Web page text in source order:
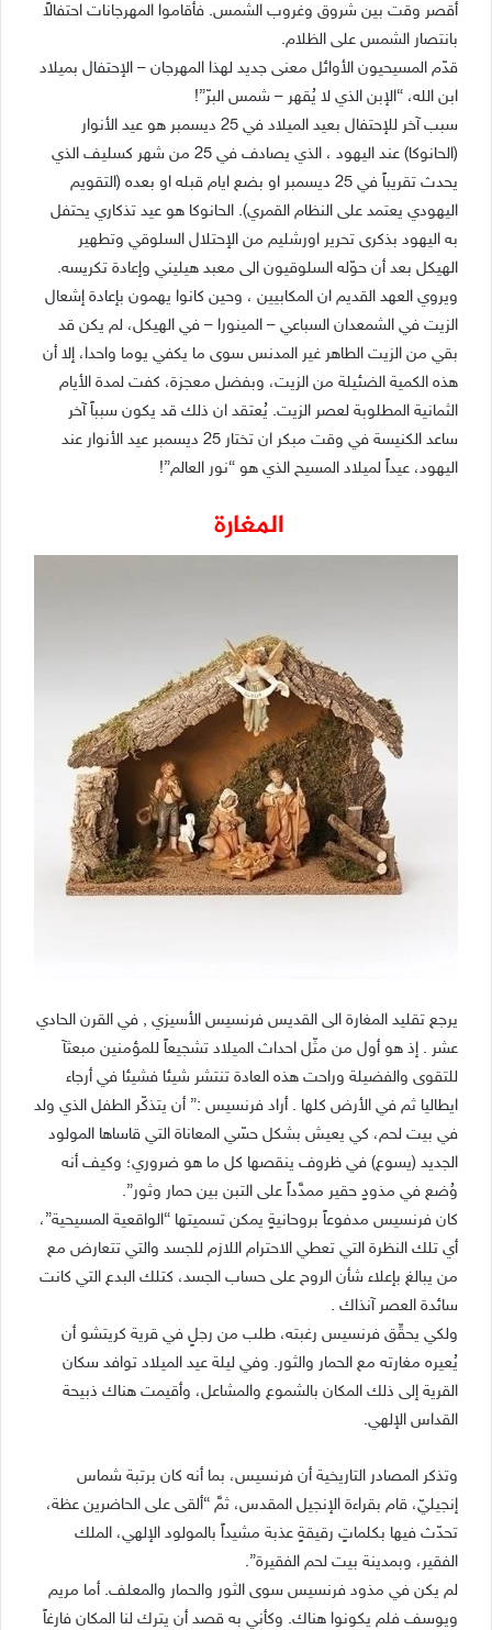
أقصر وقت بين شروق وغروب الشمس. فأقاموا المهرجانات احتفالاً
بانتصار الشمس على الظلام.
قدّم المسيحيون الأوائل معنى جديد لهذا المهرجان – الإحتفال بميلاد
ابن الله، “الإبن الذي لا يُقهر – شمس البرّ”!
سبب آخر للإحتفال بعيد الميلاد في 25 ديسمبر هو عيد الأنوار
(الحانوكا) عند اليهود ، الذي يصادف في 25 من شهر كسليف الذي
يحدث تقريباً في 25 ديسمبر او بضع ايام قبله او بعده (التقويم
اليهودي يعتمد على النظام القمري). الحانوكا هو عيد تذكاري يحتفل
به اليهود بذكرى تحرير اورشليم من الإحتلال السلوقي وتطهير
الهيكل بعد أن حوّله السلوقيون الى معبد هيليني وإعادة تكريسه.
ويروي العهد القديم ان المكابيين ، وحين كانوا يهمون بإعادة إشعال
الزيت في الشمعدان السباعي – المينورا – في الهيكل، لم يكن قد
بقي من الزيت الطاهر غير المدنس سوى ما يكفي يوما واحدا، إلا أن
هذه الكمية الضئيلة من الزيت، وبفضل معجزة، كفت لمدة الأيام
الثمانية المطلوبة لعصر الزيت. يُعتقد ان ذلك قد يكون سبباً آخر
ساعد الكنيسة في وقت مبكر ان تختار 25 ديسمبر عيد الأنوار عند
اليهود، عيداً لميلاد المسيح الذي هو “نور العالم”!
المغارة
يرجع تقليد المغارة الى القديس فرنسيس الأسيزي , في القرن الحادي
عشر . إذ هو أول من مثّل احداث الميلاد تشجيعاً للمؤمنين مبعثآ
للتقوى والفضيلة وراحت هذه العادة تنتشر شيئا فشيئا في أرجاء
ايطاليا ثم في الأرض كلها . أراد فرنسيس :” أن يتذكّر الطفل الذي ولد
في بيت لحم، كي يعيش بشكل حسّي المعاناة التي قاساها المولود
الجديد (يسوع) في ظروف ينقصها كل ما هو ضروري؛ وكيف أنه
وُضع في مذودٍ حقير ممدَّداً على التبن بين حمار وثور”.
كان فرنسيس مدفوعاً بروحانيةٍ يمكن تسميتها “الواقعية المسيحية”،
أي تلك النظرة التي تعطي الاحترام اللازم للجسد والتي تتعارض مع
من يبالغ بإعلاء شأن الروح على حساب الجسد، كتلك البدع التي كانت
سائدة العصر آنذاك .
ولكي يحقِّق فرنسيس رغبته، طلب من رجلٍ في قرية كريتشو أن
يُعيره مغارته مع الحمار والثور. وفي ليلة عيد الميلاد توافد سكان
القرية إلى ذلك المكان بالشموع والمشاعل، وأقيمت هناك ذبيحة
القداس الإلهي.
وتذكر المصادر التاريخية أن فرنسيس، بما أنه كان برتبة شماس
إنجيليّ، قام بقراءة الإنجيل المقدس، ثمَّ “ألقى على الحاضرين عظة،
تحدّث فيها بكلماتٍ رقيقةٍ عذبة مشيداً بالمولود الإلهي، الملك
الفقير، وبمدينة بيت لحم الفقيرة”.
لم يكن في مذود فرنسيس سوى الثور والحمار والمعلف. أما مريم
ويوسف فلم يكونوا هناك. وكأني به قصد أن يترك لنا المكان فارغاً